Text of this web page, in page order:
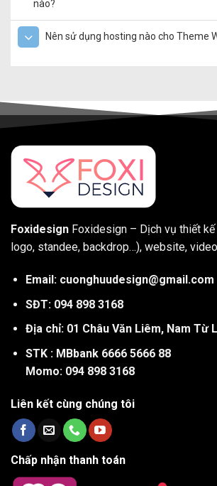
nào?
Nên sử dụng hosting nào cho Theme
Foxidesign Foxidesign – Dịch vụ thiết
logo, standee, backdrop…), website,
Email: cuonghuudesign@gmail.com
SĐT: 094 898 3168
Địa chỉ: 01 Châu Văn Liêm, Nam Từ
STK : MBbank 6666 5666 88
Momo: 094 898 3168
Liên kết cùng chúng tôi
Chấp nhận thanh toán